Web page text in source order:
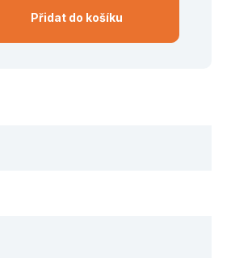
Přidat do košíku